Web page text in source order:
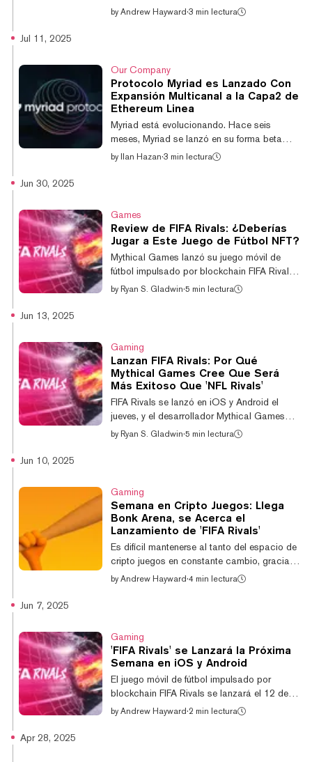
asociación de club con el equipo alemán de
temporada 2025/26, incluidas cartas de
jugadores digitales con miembros actuales
del equipo como Karim Adeyemi, Serhou
Guirassy, Nico Schlotterbeck y Gregor
Kobel. La colaboración traerá diversas
características de p...
by Andrew Hayward·3 min lectura
Jul 11, 2025
Our Company
Protocolo Myriad es Lanzado Con
Expansión Multicanal a la Capa2 de
Ethereum Linea
Myriad está evolucionando. Hace seis
meses, Myriad se lanzó en su forma beta
inicial. El objetivo principal de la beta era
de mercado de predicciones
descentralizado y multicadena. Ahora hemos
alcanzado nuestros hitos técnicos, validado
nuestra tesis y demostrado la adecuación
del producto en el ecosistema de Abstract.
Al mismo tiempo, n...
by Ilan Hazan·3 min lectura
Jun 30, 2025
Games
Review de FIFA Rivals: ¿Deberías
Jugar a Este Juego de Fútbol NFT?
Mythical Games lanzó su juego móvil de
fútbol impulsado por blockchain FIFA Rivals
hace dos semanas, y lo hemos estado
título podría ser 20 veces más grande que
NFL Rivals, su juego de criptomonedas más
popular que se lanzó hace dos años. En
pocas palabras, FIFA Rivals se siente como
una versión aún más simplificada, infundida
c...
by Ryan S. Gladwin·5 min lectura
Jun 13, 2025
Gaming
Lanzan FIFA Rivals: Por Qué
Mythical Games Cree Que Será
Más Exitoso Que 'NFL Rivals'
FIFA Rivals se lanzó en iOS y Android el
jueves, y el desarrollador Mythical Games
cree que este juego móvil blockchain podría
multianual con la gigante marca deportiva
Adidas. Como resultado, el juego incluirá
atletas patrocinados por Adidas, incluido
Lionel Messi—ampliamente considerado uno
de los mejores jugadores de fútbol de to...
by Ryan S. Gladwin·5 min lectura
Jun 10, 2025
Gaming
Semana en Cripto Juegos: Llega
Bonk Arena, se Acerca el
Lanzamiento de 'FIFA Rivals'
Es difícil mantenerse al tanto del espacio de
cripto juegos en constante cambio, gracias
al flujo de noticias: desde grandes
seguir. Afortunadamente, en GG de Decrypt
estamos al tanto de todo lo que sucede.
Cubrimos los acontecimientos más
importantes durante la semana, y en este
resumen semanal proporcionamos una forma
rápida de ponerse al dí...
by Andrew Hayward·4 min lectura
Jun 7, 2025
Gaming
'FIFA Rivals' se Lanzará la Próxima
Semana en iOS y Android
El juego móvil de fútbol impulsado por
blockchain FIFA Rivals se lanzará el 12 de
junio tanto en iOS como Android, según
by Andrew Hayward·2 min lectura
Apr 28, 2025